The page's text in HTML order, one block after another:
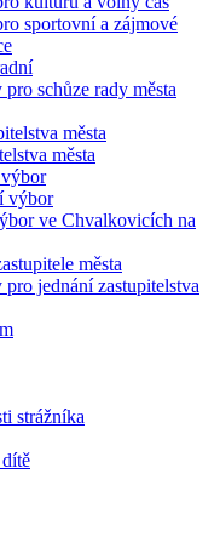
sportovní a zájmové
schůze rady města
města
města
výbor
ve Chvalkovicích na
města
pro jednání zastupitelstva
strážníka